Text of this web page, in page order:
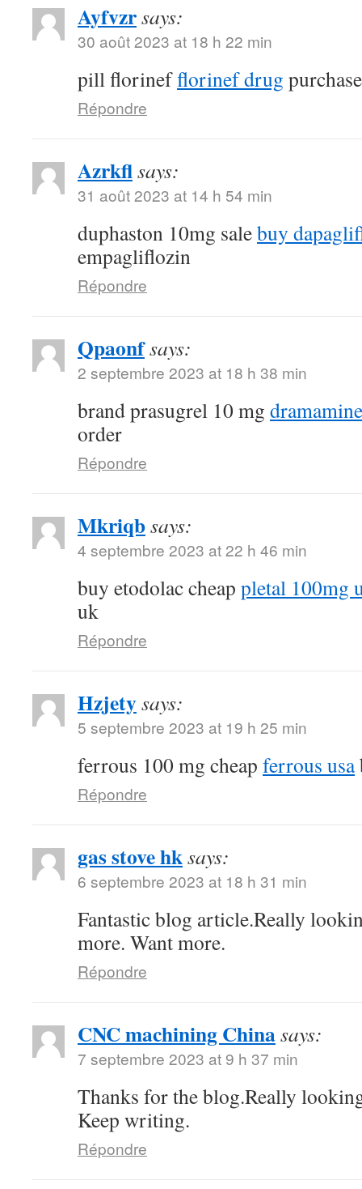
Ayfvzrsays:
30 août 2023 at 18 h 22 min
pill florinefflorinef drug
Répondre
Azrkflsays:
31 août 2023 at 14 h 54 min
duphaston 10mg salebuy
empagliflozin
Répondre
Qpaonfsays:
2 septembre 2023 at 18 h 38 min
brand prasugrel 10 mg
order
Répondre
Mkriqbsays:
4 septembre 2023 at 22 h 46 min
buy etodolac cheap pletal 100mg
uk
Répondre
Hzjetysays:
5 septembre 2023 at 19 h 25 min
ferrous 100 mg cheap ferrous usa
Répondre
gas stove hksays:
6 septembre 2023 at 18 h 31 min
Fantastic blog article.Really
more. Want more.
Répondre
CNC machining Chinasays:
7 septembre 2023 at 9 h 37 min
Thanks for the blog.Really
Keep writing.
Répondre